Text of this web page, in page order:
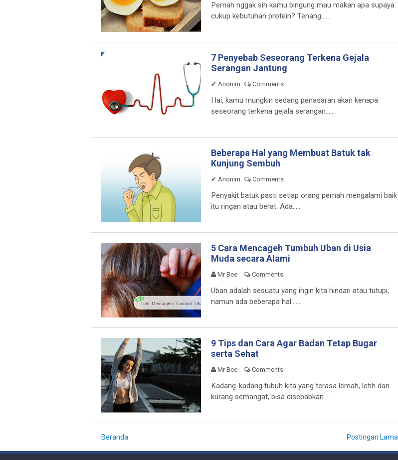
Pernah nggak sih kamu bingung mau makan apa supaya
cukup kebutuhan protein? Tenang......
7 Penyebab Seseorang Terkena Gejala
Serangan Jantung
✔ Anonim Comments
Hai, kamu mungkin sedang penasaran akan kenapa
seseorang terkena gejala serangan......
Beberapa Hal yang Membuat Batuk tak
Kunjung Sembuh
✔ Anonim Comments
Penyakit batuk pasti setiap orang pernah mengalami baik
itu ringan atau berat. Ada......
5 Cara Mencageh Tumbuh Uban di Usia
Muda secara Alami
Mr Bee Comments
Uban adalah sesuatu yang ingin kita hindari atau tutupi,
namun ada beberapa hal......
9 Tips dan Cara Agar Badan Tetap Bugar
serta Sehat
Mr Bee Comments
Kadang-kadang tubuh kita yang terasa lemah, letih dan
kurang semangat, bisa disebabkan......
Postingan Lama
Beranda